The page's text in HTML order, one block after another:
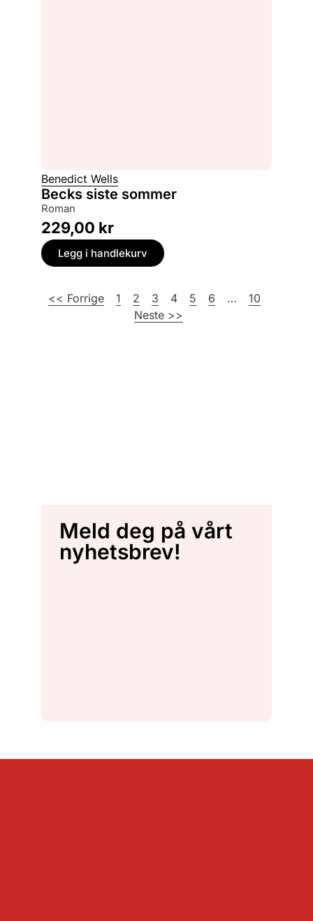
Benedict Wells
Becks siste sommer
roman
229,00 kr
Legg i handlekurv
<< Forrige 1 2 3 4 5 6 …
10
Neste >>
Meld deg på vårt
nyhetsbrev!